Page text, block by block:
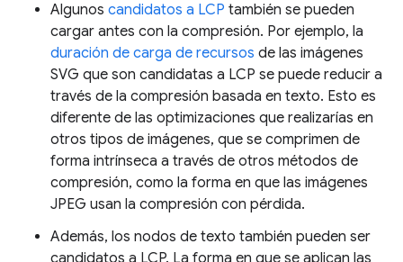
Algunos candidatos a LCP también se pueden
cargar antes con la compresión. Por ejemplo, la
duración de carga de recursos de las imágenes
SVG que son candidatas a LCP se puede reducir a
través de la compresión basada en texto. Esto es
diferente de las optimizaciones que realizarías en
otros tipos de imágenes, que se comprimen de
forma intrínseca a través de otros métodos de
compresión, como la forma en que las imágenes
JPEG usan la compresión con pérdida.
Además, los nodos de texto también pueden ser